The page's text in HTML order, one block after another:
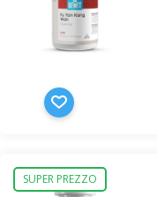
SUPER PREZZO